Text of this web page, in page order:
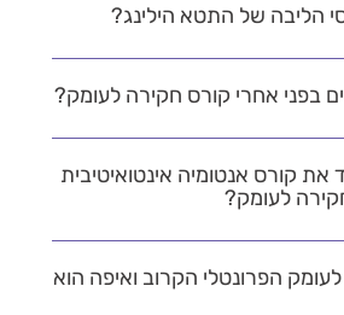
הליבה של התטא הילינג?
בפני אחרי קורס חקירה לעומק?
קורס אנטומיה אינטואיטיבית
לעומק?
הפרונטלי הקרוב ואיפה הוא